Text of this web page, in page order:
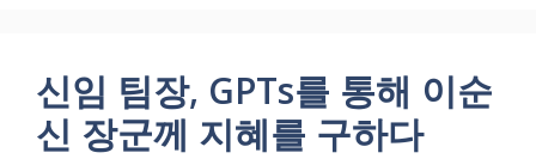
신임 팀장, GPTs를 통해 이순
신 장군께 지혜를 구하다